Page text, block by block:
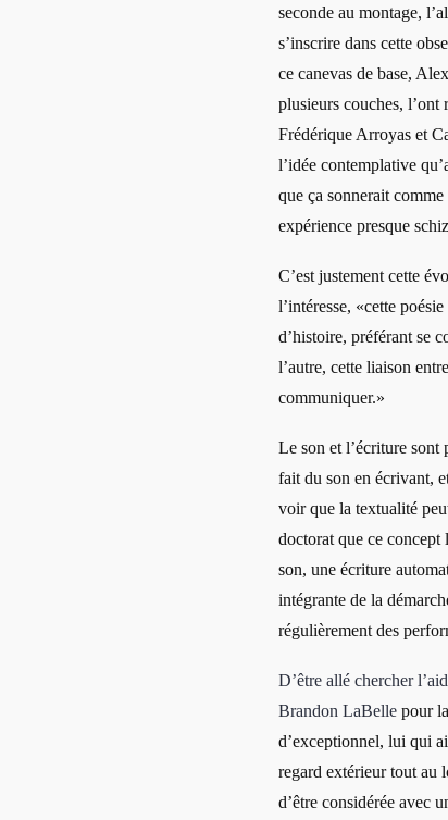
seconde au montage,
s’inscrire dans cette
ce canevas de base,
plusieurs couches, l’ont
Frédérique Arroyas et
l’idée contemplative
que ça sonnerait
expérience presque
C’est justement cette
l’intéresse, «cette
d’histoire, préférant se
l’autre, cette liaison
communiquer.»
Le son et l’écriture
fait du son en écrivant,
voir que la textualité
doctorat que ce
son, une écriture
intégrante de la
régulièrement des
D’être allé chercher
Brandon LaBelle pour
d’exceptionnel, lui qui
regard extérieur tout au
d’être considérée avec